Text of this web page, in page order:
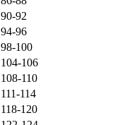
90-92
94-96
98-100
104-106
108-110
111-114
118-120